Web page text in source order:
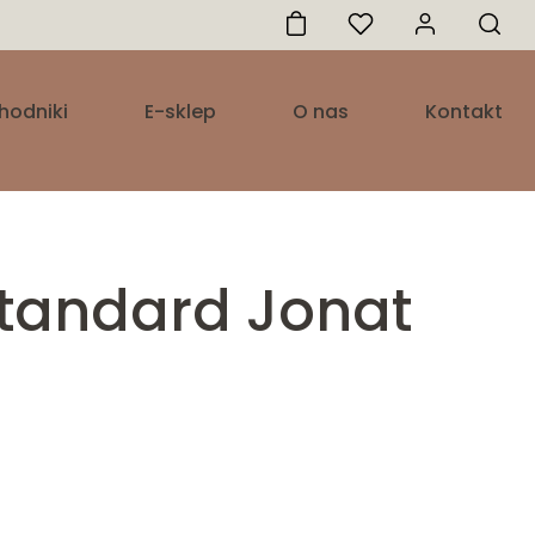
E-sklep O nas Kontakt
Jonat